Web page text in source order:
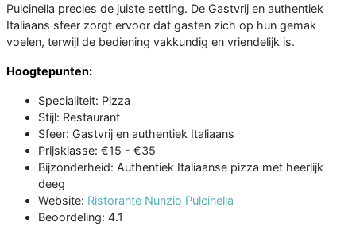
Pulcinella precies de juiste setting. De Gastvrij en authentiek
Italiaans sfeer zorgt ervoor dat gasten zich op hun gemak
voelen, terwijl de bediening vakkundig en vriendelijk is.
Hoogtepunten:
Specialiteit: Pizza
Stijl: Restaurant
Sfeer: Gastvrij en authentiek Italiaans
Prijsklasse: €15 - €35
Bijzonderheid: Authentiek Italiaanse pizza met heerlijk
deeg
Website: Ristorante Nunzio Pulcinella
Beoordeling: 4.1